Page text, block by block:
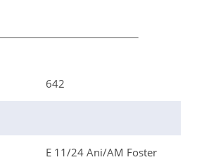
642
E 11/24 Ani/AM Foster